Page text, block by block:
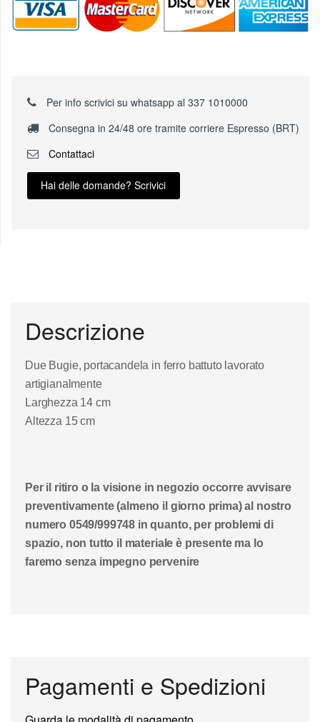
Per info scrivici su whatsapp al 337 1010000
Consegna in 24/48 ore tramite corriere Espresso (BRT)
Contattaci
Hai delle domande? Scrivici
Descrizione
Due Bugie, portacandela in ferro battuto lavorato
artigianalmente
Larghezza 14 cm
Altezza 15 cm
Per il ritiro o la visione in negozio occorre avvisare
preventivamente (almeno il giorno prima) al nostro
numero 0549/999748 in quanto, per problemi di
spazio, non tutto il materiale è presente ma lo
faremo senza impegno pervenire
Pagamenti e Spedizioni